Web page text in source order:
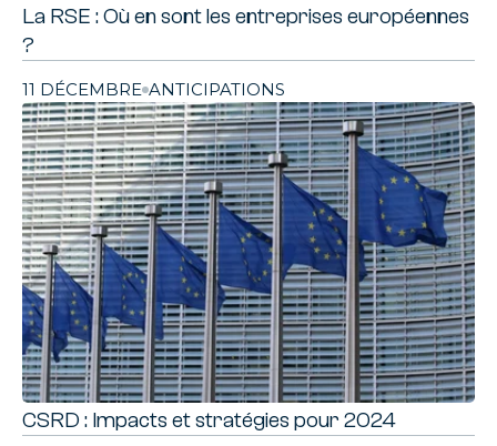
La RSE : Où en sont les entreprises européennes
?
11 DÉCEMBRE ANTICIPATIONS
CSRD : Impacts et stratégies pour 2024